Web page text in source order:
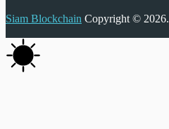
Siam Blockchain Copyright © 2026.